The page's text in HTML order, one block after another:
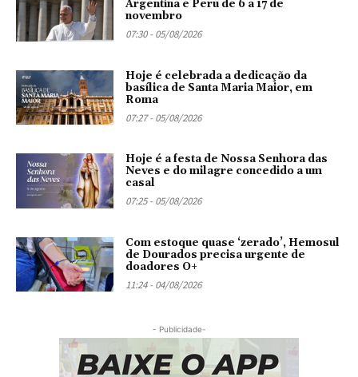
Argentina e Peru de 6 a 17 de
novembro
07:30 - 05/08/2026
Hoje é celebrada a dedicação da
basílica de Santa Maria Maior, em
Roma
07:27 - 05/08/2026
Hoje é a festa de Nossa Senhora das
Neves e do milagre concedido a um
casal
07:25 - 05/08/2026
Com estoque quase ‘zerado’, Hemosul
de Dourados precisa urgente de
doadores O+
11:24 - 04/08/2026
- Publicidade-